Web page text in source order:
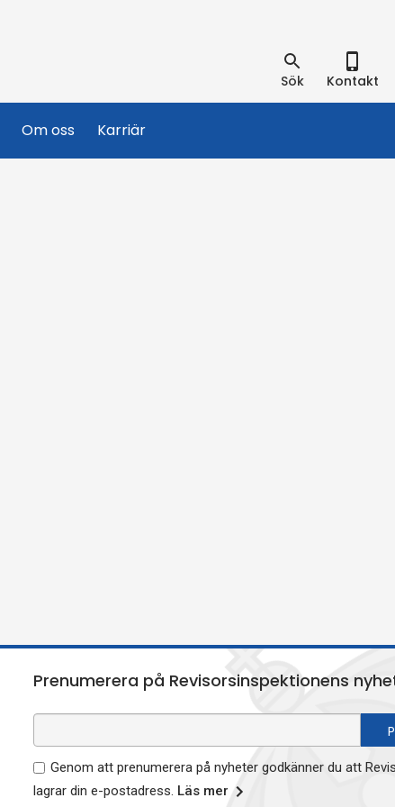
Sök Kontakt
Om oss Karriär
Prenumerera på Revisorsinspektionens
Genom att prenumerera på nyheter godkänner du att
lagrar din e-postadress. Läs mer